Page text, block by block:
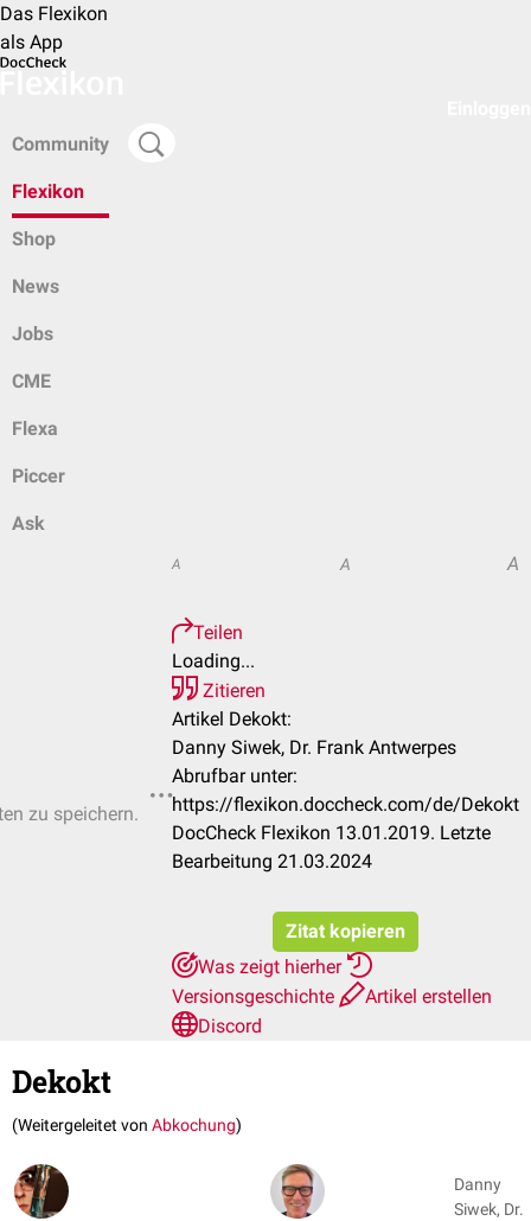
Das Flexikon
als App
Community
Flexikon
Shop
News
Jobs
CME
Flexa
Piccer
Ask
zu speichern.
A A A
Teilen
Loading...
Zitieren
Artikel Dekokt:
Danny Siwek, Dr. Frank Antwerpes
Abrufbar unter:
https://flexikon.doccheck.com/de/Dekokt
DocCheck Flexikon 13.01.2019. Letzte
Bearbeitung 21.03.2024
Zitat kopieren
Was zeigt hierher
Versionsgeschichte
Artikel erstellen
Discord
Dekokt
(Weitergeleitet von Abkochung)
Danny
Siwek, Dr.